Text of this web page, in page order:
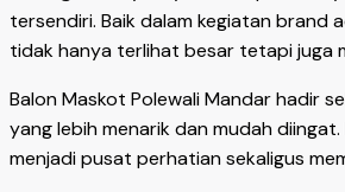
tersendiri. Baik dalam kegiatan brand
tidak hanya terlihat besar tetapi juga
Balon Maskot Polewali Mandar hadir
yang lebih menarik dan mudah
menjadi pusat perhatian sekaligus